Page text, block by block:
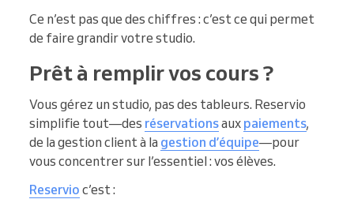
Ce n’est pas que des chiffres : c’est ce qui permet
de faire grandir votre studio.
Prêt à remplir vos cours ?
Vous gérez un studio, pas des tableurs. Reservio
simplifie tout—des réservationsaux paiements,
de la gestion client à la gestion d’équipe—pour
vous concentrer sur l’essentiel : vos élèves.
Reservio c’est :